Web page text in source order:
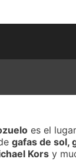
es el
gafas de sol,
Kors y